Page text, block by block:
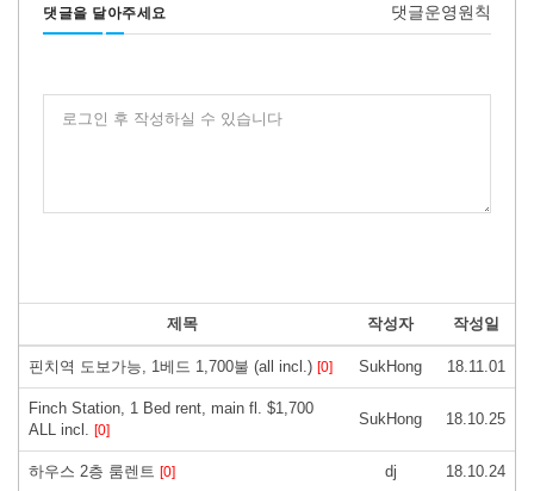
댓글을 달아주세요 댓글운영원칙
로그인 후 작성하실 수 있습니다
제목 작성자 작성일
핀치역 도보가능, 1베드 1,700불 (all incl.) [0] SukHong 18.11.01
Finch Station, 1 Bed rent, main fl. $1,700
ALL incl. [0]
SukHong 18.10.25
하우스 2층 룸렌트 [0] dj 18.10.24